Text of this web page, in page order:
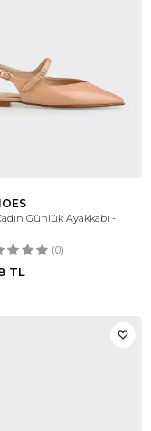
Günlük Ayakkabı -
(0)
TL